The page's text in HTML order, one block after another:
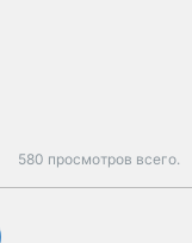
580 просмотров всего.